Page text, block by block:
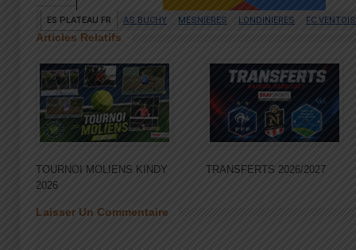
Articles Relatifs
TOURNOI MOLIENS KINDY
2026
TRANSFERTS 2026/2027
Laisser Un Commentaire